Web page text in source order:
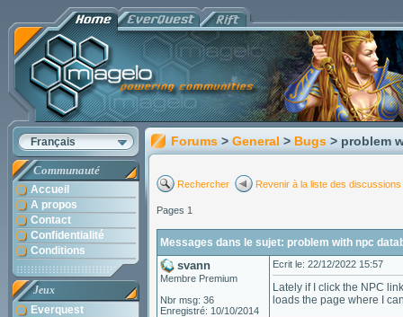
Français
Communauté
Accueil
A propos
Contact
Confidentialité
Conditions
Jeux
Everquest
Forums > General > Bugs > problem
Rechercher Revenir à la liste des discussions
Pages 1
Messages dans le sujet: problem with npc
svann
Membre Premium
Nbr msg: 36
Enregistré: 10/10/2014
Ecrit le: 22/12/2022 15:57
Lately if I click the NPC
loads the page where I